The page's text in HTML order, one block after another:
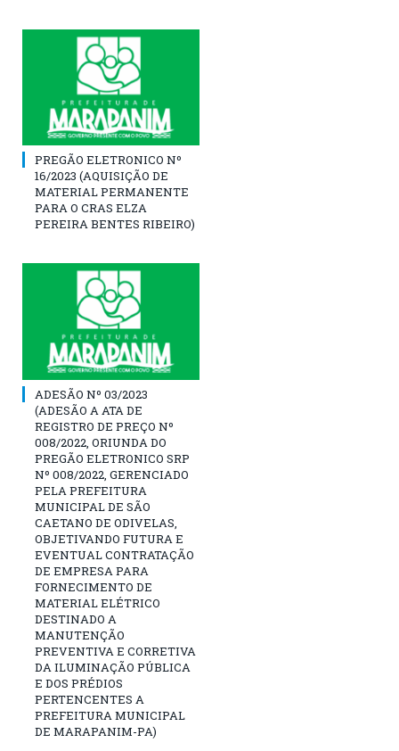
PREGÃO ELETRONICO Nº
16/2023 (AQUISIÇÃO DE
MATERIAL PERMANENTE
PARA O CRAS ELZA
PEREIRA BENTES RIBEIRO)
ADESÃO Nº 03/2023
(ADESÃO A ATA DE
REGISTRO DE PREÇO Nº
008/2022, ORIUNDA DO
PREGÃO ELETRONICO SRP
Nº 008/2022, GERENCIADO
PELA PREFEITURA
MUNICIPAL DE SÃO
CAETANO DE ODIVELAS,
OBJETIVANDO FUTURA E
EVENTUAL CONTRATAÇÃO
DE EMPRESA PARA
FORNECIMENTO DE
MATERIAL ELÉTRICO
DESTINADO A
MANUTENÇÃO
PREVENTIVA E CORRETIVA
DA ILUMINAÇÃO PÚBLICA
E DOS PRÉDIOS
PERTENCENTES A
PREFEITURA MUNICIPAL
DE MARAPANIM-PA)